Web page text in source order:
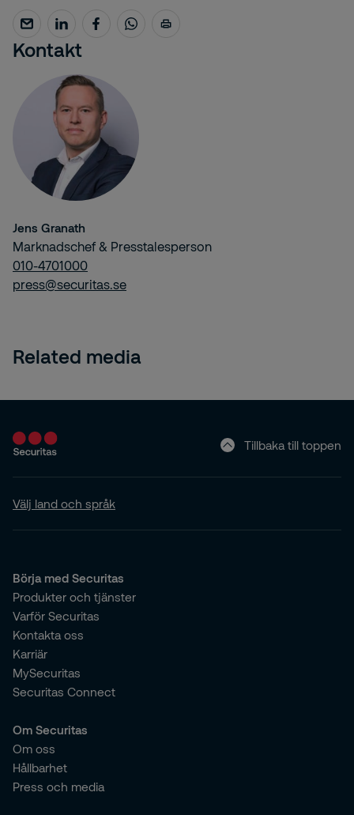
Kontakt
Jens Granath
Marknadschef & Presstalesperson
010-4701000
press@securitas.se
Related media
Tillbaka till toppen
Välj land och språk
Börja med Securitas
Produkter och tjänster
Varför Securitas
Kontakta oss
Karriär
MySecuritas
Securitas Connect
Om Securitas
Om oss
Hållbarhet
Press och media